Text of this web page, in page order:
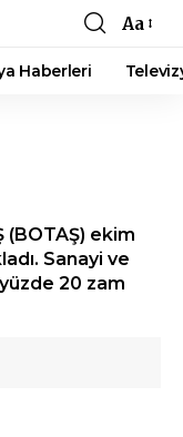
Font
Resizer
Aa
Haberleri
(BOTAŞ) ekim
Sanayi ve
20 zam